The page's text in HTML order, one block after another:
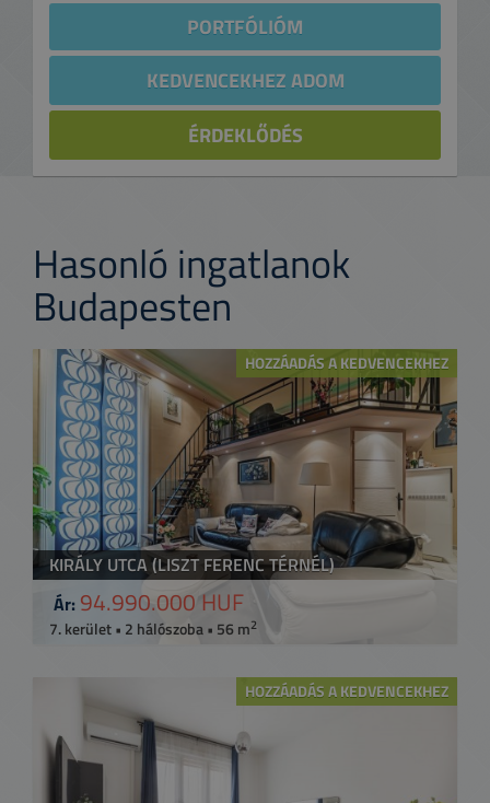
PORTFÓLIÓM
KEDVENCEKHEZ ADOM
ÉRDEKLŐDÉS
Hasonló ingatlanok
Budapesten
HOZZÁADÁS A KEDVENCEKHEZ
KIRÁLY UTCA (LISZT FERENC TÉRNÉL)
Ár: 94.990.000 HUF
7. kerület • 2 hálószoba • 56 m2
HOZZÁADÁS A KEDVENCEKHEZ